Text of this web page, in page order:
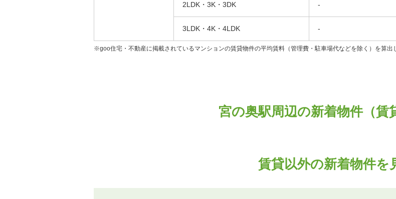
2LDK・3K・3DK -
3LDK・4K・4LDK -
※goo住宅・不動産に掲載されているマンションの賃貸物件の平均賃料（管理費・駐車場代などを除く）を算出
宮の奥駅周辺の新着物件（賃
賃貸以外の新着物件を